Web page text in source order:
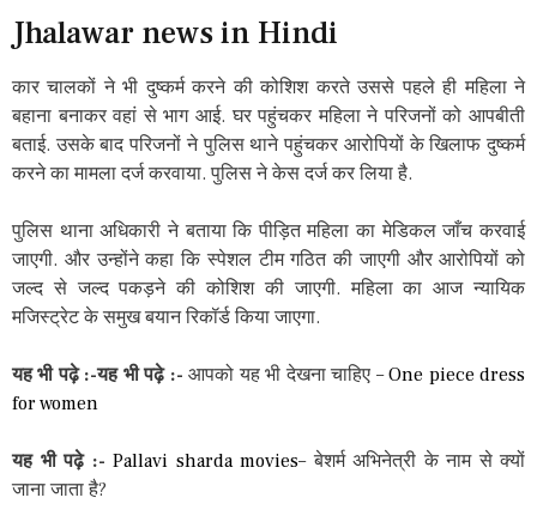
Jhalawar news in Hindi
कार चालकों ने भी दुष्कर्म करने की कोशिश करते उससे पहले ही महिला ने
बहाना बनाकर वहां से भाग आई. घर पहुंचकर महिला ने परिजनों को आपबीती
बताई. उसके बाद परिजनों ने पुलिस थाने पहुंचकर आरोपियों के खिलाफ दुष्कर्म
करने का मामला दर्ज करवाया. पुलिस ने केस दर्ज कर लिया है.
पुलिस थाना अधिकारी ने बताया कि पीड़ित महिला का मेडिकल जाँच करवाई
जाएगी. और उन्होंने कहा कि स्पेशल टीम गठित की जाएगी और आरोपियों को
जल्द से जल्द पकड़ने की कोशिश की जाएगी. महिला का आज न्यायिक
मजिस्ट्रेट के समुख बयान रिकॉर्ड किया जाएगा.
यह भी पढ़े :-यह भी पढ़े :- आपको यह भी देखना चाहिए –One piece dress
for women
यह भी पढ़े :- Pallavi sharda movies– बेशर्म अभिनेत्री के नाम से क्यों
जाना जाता है?